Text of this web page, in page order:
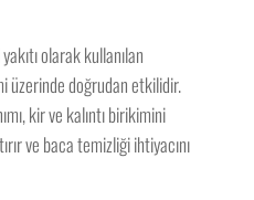
olarak kullanılan
üzerinde doğrudan etkilidir.
kir ve kalıntı birikimini
ve baca temizliği ihtiyacını